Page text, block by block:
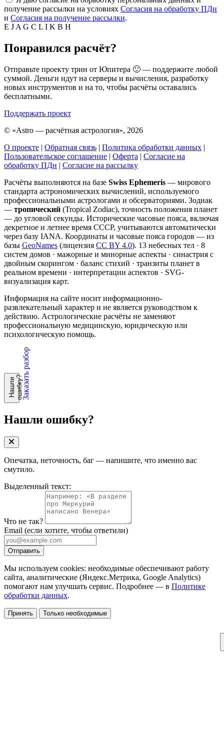
получение рассылки на условиях Согласия на обработку ПДн
и Согласия на получение рассылки.
E J A G C L I K B H
Понравился расчёт?
Отправьте проекту трин от Юпитера 🙂 — поддержите любой
суммой. Деньги идут на серверы и вычисления, разработку
новых инструментов и на то, чтобы расчёты оставались
бесплатными.
Поддержать проект
© «Astro — расчётная астрология», 2026
О проекте | Обратная связь | Политика обработки данных |
Пользовательское соглашение | Оферта | Согласие на
обработку ПДн | Согласие на рассылку
Расчёты выполняются на базе Swiss Ephemeris — мирового
стандарта астрономических вычислений, используемого
профессиональными астрологами и обсерваториями. Зодиак
— тропический (Tropical Zodiac), точность положения планет
— до угловой секунды. Исторические часовые пояса, включая
декретное и летнее время СССР, учитываются автоматически
через базу IANA. Координаты и часовые пояса городов — из
базы GeoNames (лицензия CC BY 4.0). 13 небесных тел · 8
систем домов · мажорные и минорные аспекты · синастрия с
двойным скорингом · баланс стихий · транзиты планет в
реальном времени · интерпретации аспектов · SVG-
визуализация карт.
Информация на сайте носит информационно-
развлекательный характер и не является руководством к
действию. Астрологические расчёты не заменяют
профессиональную медицинскую, юридическую или
психологическую помощь.
Н
а
ш
л
и
о
ш
и
б
к
у?Заказать разбор
Нашли ошибку?
Опечатка, неточность, баг — напишите, что именно вас
смутило.
Выделенный текст:
Что не так?
Email (если хотите, чтобы ответили)
Отправить
Мы используем cookies: необходимые обеспечивают работу
сайта, аналитические (Яндекс.Метрика, Google Analytics)
помогают нам улучшать сервис. Подробнее — в Политике
обработки данных.
Принять Только необходимые